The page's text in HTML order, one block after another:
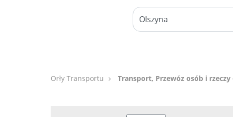
Orły Transportu Transport, Przewóz osób i rzeczy